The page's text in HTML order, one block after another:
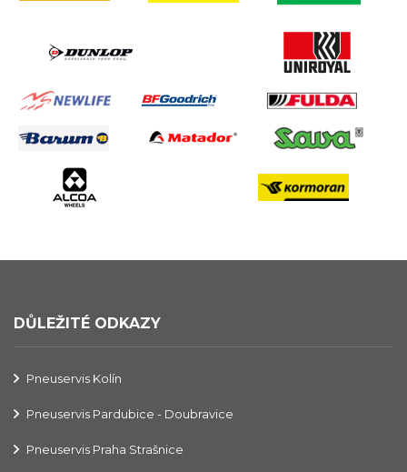
DŮLEŽITÉ ODKAZY
Pneuservis Kolín
Pneuservis Pardubice - Doubravice
Pneuservis Praha Strašnice